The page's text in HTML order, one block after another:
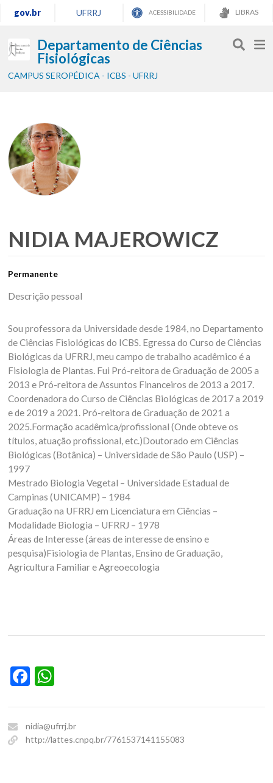
gov.br UFRRJ ACESSIBILIDADE LIBRAS
Departamento de Ciências
Fisiológicas
CAMPUS SEROPÉDICA - ICBS - UFRRJ
NIDIA MAJEROWICZ
Permanente
Descrição pessoal
Sou professora da Universidade desde 1984, no Departamento
de Ciências Fisiológicas do ICBS. Egressa do Curso de Ciências
Biológicas da UFRRJ, meu campo de trabalho acadêmico é a
Fisiologia de Plantas. Fui Pró-reitora de Graduação de 2005 a
2013 e Pró-reitora de Assuntos Financeiros de 2013 a 2017.
Coordenadora do Curso de Ciências Biológicas de 2017 a 2019
e de 2019 a 2021. Pró-reitora de Graduação de 2021 a
2025.Formação acadêmica/profissional (Onde obteve os
títulos, atuação profissional, etc.)Doutorado em Ciências
Biológicas (Botânica) – Universidade de São Paulo (USP) –
1997
Mestrado Biologia Vegetal – Universidade Estadual de
Campinas (UNICAMP) – 1984
Graduação na UFRRJ em Licenciatura em Ciências –
Modalidade Biologia – UFRRJ – 1978
Áreas de Interesse (áreas de interesse de ensino e
pesquisa)Fisiologia de Plantas, Ensino de Graduação,
Agricultura Familiar e Agreoecologia
Facebook
nidia@ufrrj.br
http://lattes.cnpq.br/7761537141155083